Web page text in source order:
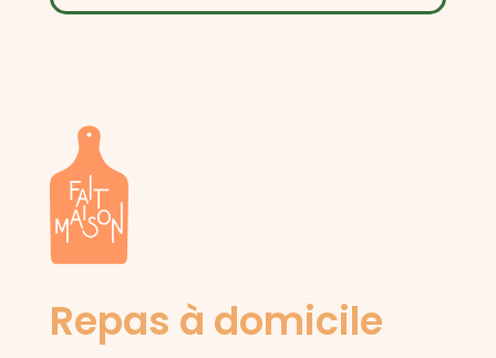
Repas à domicile